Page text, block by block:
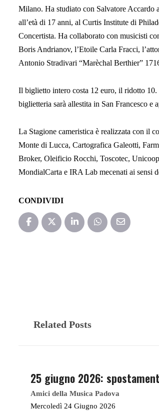
Milano. Ha studiato con Salvatore Accardo
all’età di 17 anni, al Curtis Institute di
Concertista. Ha collaborato con musicisti
Boris Andrianov, l’Etoile Carla Fracci,
Antonio Stradivari “Marèchal Berthier”
Il biglietto intero costa 12 euro, il ridotto
biglietteria sarà allestita in San Francesco e
La Stagione cameristica è realizzata con il
Monte di Lucca, Cartografica Galeotti,
Broker, Oleificio Rocchi, Toscotec,
MondialCarta e IRA Lab mecenati ai sensi
CONDIVIDI
Related Posts
25 giugno 2026:
Amici della Musica Padova
Mercoledì 24 Giugno 2026